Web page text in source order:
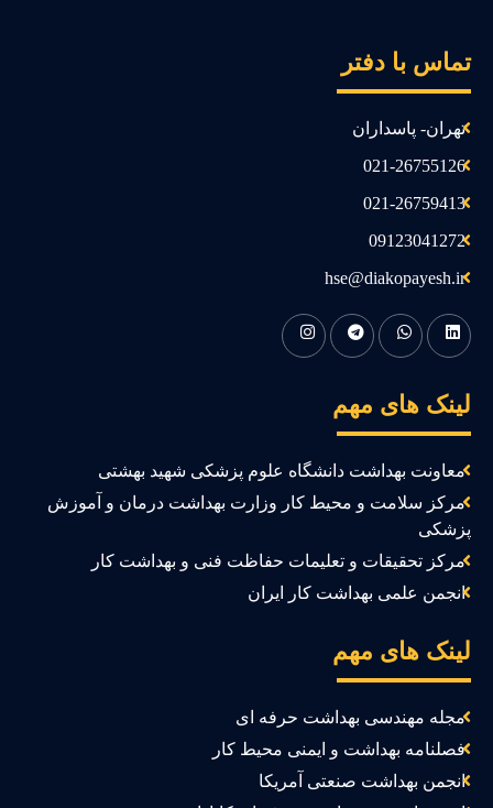
با دفتر
تهران- پاسداران
021-26755126
021-26759413
09123041272
hse@diakopayesh.ir
های مهم
معاونت بهداشت دانشگاه علوم پزشکی شهید بهشتی
مرکز سلامت و محیط کار وزارت بهداشت درمان و آموزش
مرکز تحقیقات و تعلیمات حفاظت فنی و بهداشت کار
انجمن علمی بهداشت کار ایران
های مهم
مجله مهندسی بهداشت حرفه ای
فصلنامه بهداشت و ایمنی محیط کار
انجمن بهداشت صنعتی آمریکا